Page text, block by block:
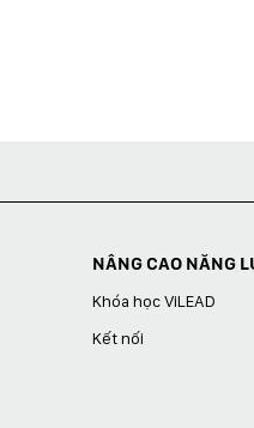
NÂNG CAO NĂNG
Khóa học ViLEAD
Kết nối